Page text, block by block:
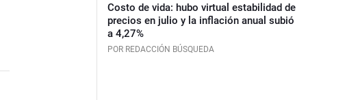
Costo de vida: hubo virtual estabilidad de
precios en julio y la inflación anual subió
a 4,27%
POR REDACCIÓN BÚSQUEDA